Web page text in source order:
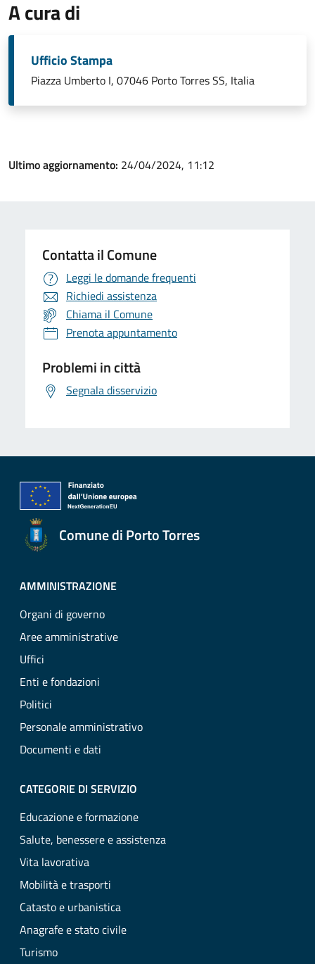
A cura di
Ufficio Stampa
Piazza Umberto I, 07046 Porto Torres SS, Italia
Ultimo aggiornamento: 24/04/2024, 11:12
Contatta il Comune
Leggi le domande frequenti
Richiedi assistenza
Chiama il Comune
Prenota appuntamento
Problemi in città
Segnala disservizio
Comune di Porto Torres
AMMINISTRAZIONE
Organi di governo
Aree amministrative
Uffici
Enti e fondazioni
Politici
Personale amministrativo
Documenti e dati
CATEGORIE DI SERVIZIO
Educazione e formazione
Salute, benessere e assistenza
Vita lavorativa
Mobilità e trasporti
Catasto e urbanistica
Anagrafe e stato civile
Turismo